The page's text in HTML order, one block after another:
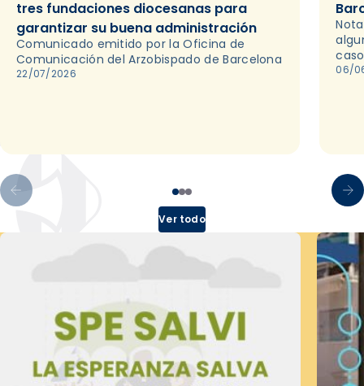
tres fundaciones diocesanas para
garantizar su buena administración
Comunicado emitido por la Oficina de
Comunicación del Arzobispado de Barcelona
22/07/2026 06/
Ver todo